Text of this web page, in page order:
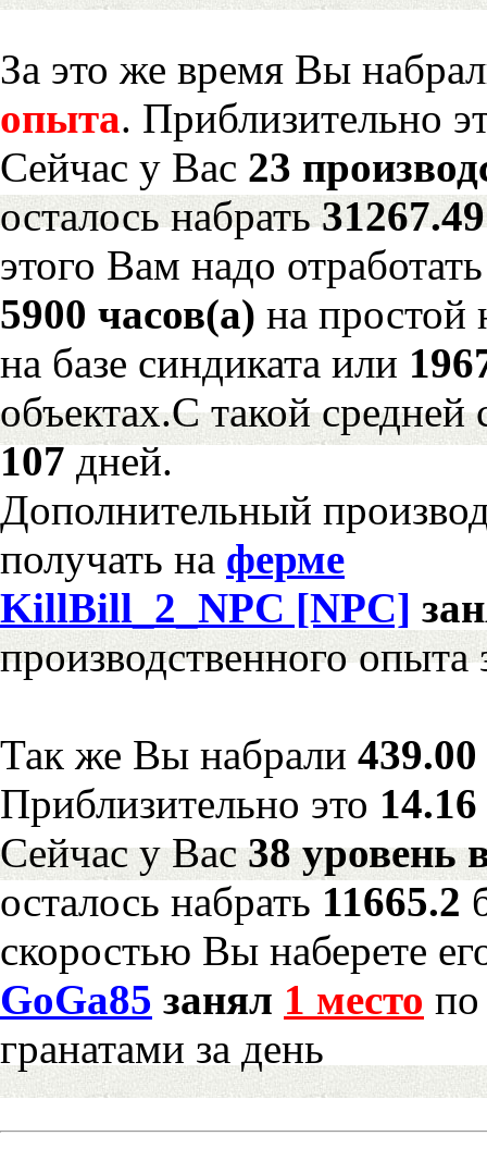
За это же время Вы
опыта. Приблизительно
Сейчас у Вас 23
осталось набрать
этого Вам надо отработать
5900 часов(а) на
на базе синдиката или
объектах.С такой средней
107дней.
Дополнительный
получать на ферме
KillBill_2_NPC [NPC]
производственного опыта
Так же Вы набрали
Приблизительно это
Сейчас у Вас38 уровень
осталось набрать 11665.2
скоростью Вы наберете
GoGa85 занял 1 место по
гранатами за день